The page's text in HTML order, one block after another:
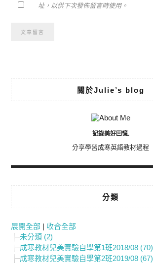
址，以供下次發佈留言時使用。
關於Julie’s blog
記錄美好回憶.
分享學習成寒英語教材過程
分類
展開全部 | 收合全部
未分類 (2)
成寒教材兒美實驗自學第1班2018/08 (70)
成寒教材兒美實驗自學第2班2019/08 (67)